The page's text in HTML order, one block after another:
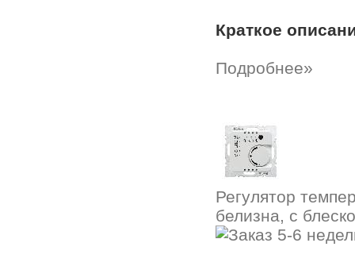
Краткое
Подробнее»
Регулятор
белизна, с